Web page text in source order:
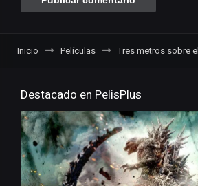
Inicio Películas Tres metros sobre
Destacado en PelisPlus